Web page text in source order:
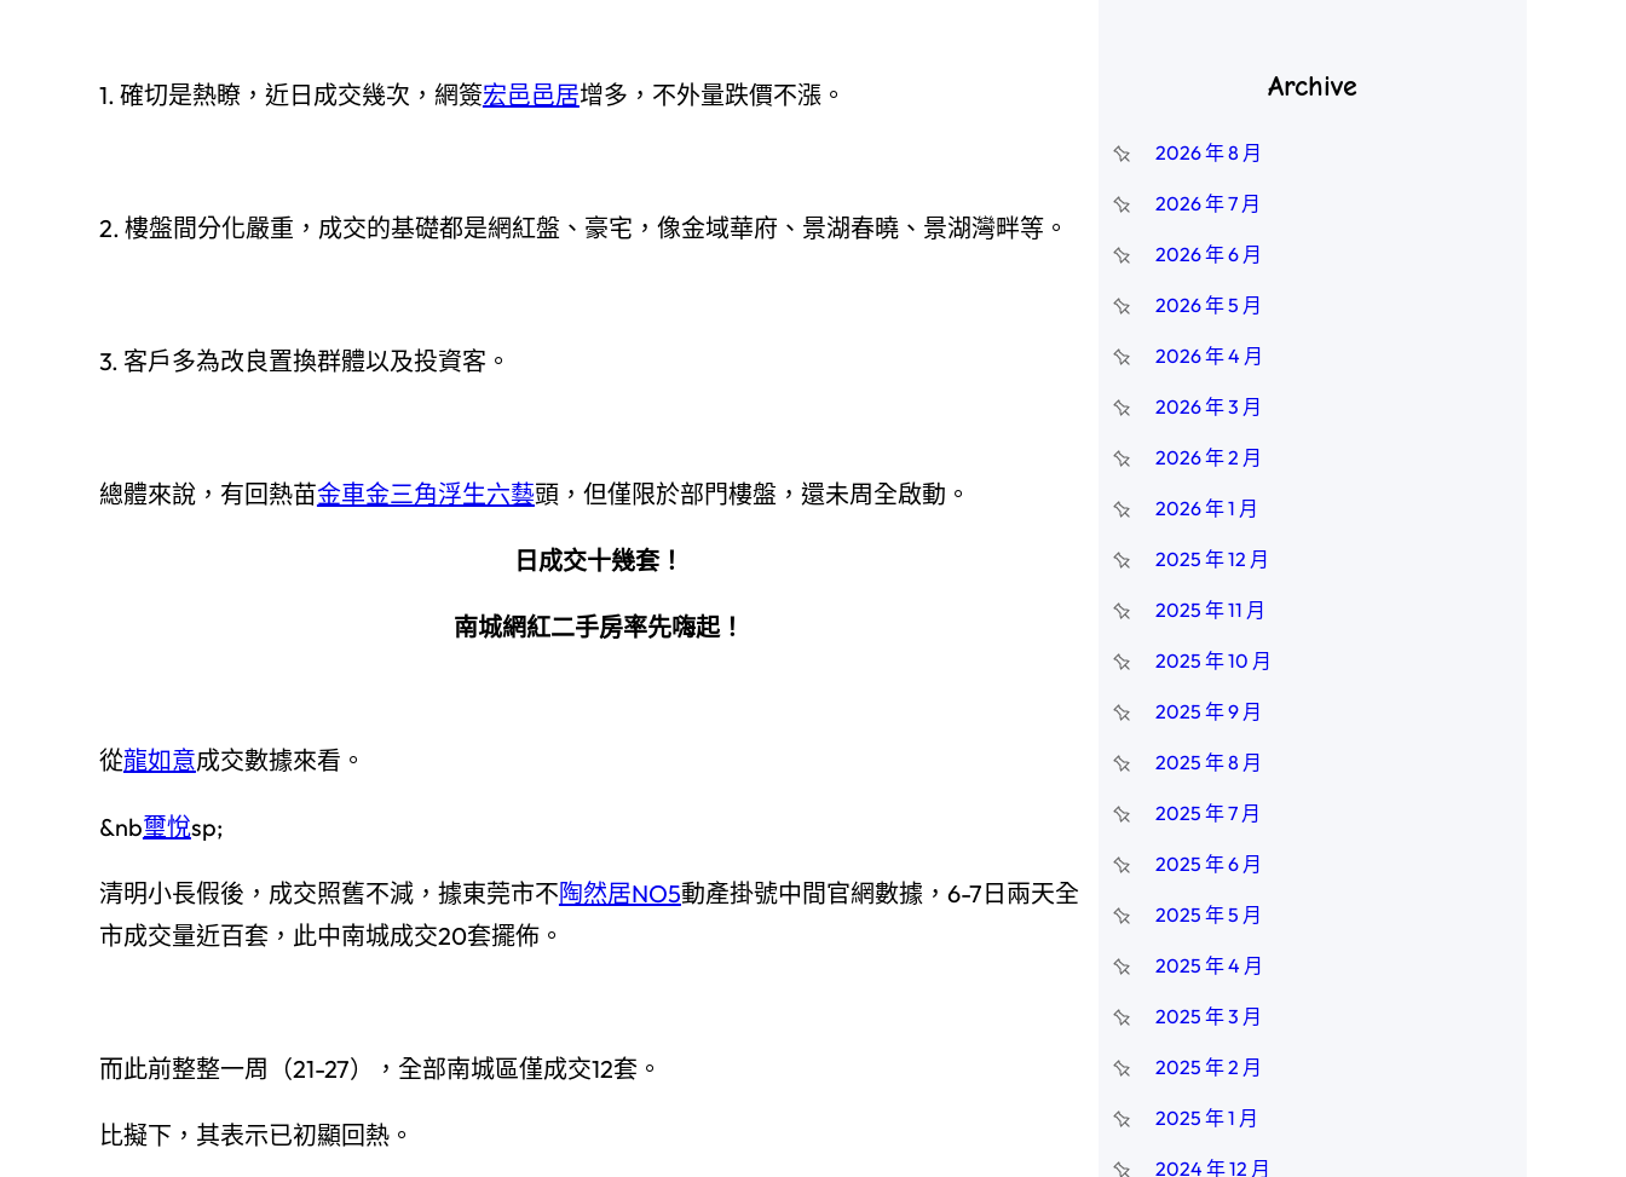
1. 確切是熱瞭，近日成交幾次，網簽宏邑邑居增多，不外量跌價不漲。
2. 樓盤間分化嚴重，成交的基礎都是網紅盤、豪宅，像金域華府、景湖春曉、景湖灣畔等。
3. 客戶多為改良置換群體以及投資客。
總體來說，有回熱苗金車金三角浮生六藝頭，但僅限於部門樓盤，還未周全啟動。
日成交十幾套！
南城網紅二手房率先嗨起！
從龍如意成交數據來看。
&nb璽悅sp;
清明小長假後，成交照舊不減，據東莞市不陶然居NO5動產掛號中間官網數據，6-7日兩天全
市成交量近百套，此中南城成交20套擺佈。
而此前整整一周（21-27），全部南城區僅成交12套。
比擬下，其表示已初顯回熱。
Archive
2026 年 8 月
2026 年 7 月
2026 年 6 月
2026 年 5 月
2026 年 4 月
2026 年 3 月
2026 年 2 月
2026 年 1 月
2025 年 12 月
2025 年 11 月
2025 年 10 月
2025 年 9 月
2025 年 8 月
2025 年 7 月
2025 年 6 月
2025 年 5 月
2025 年 4 月
2025 年 3 月
2025 年 2 月
2025 年 1 月
2024 年 12 月